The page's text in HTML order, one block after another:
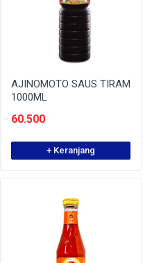
AJINOMOTO SAUS TIRAM
1000ML
60.500
+ Keranjang